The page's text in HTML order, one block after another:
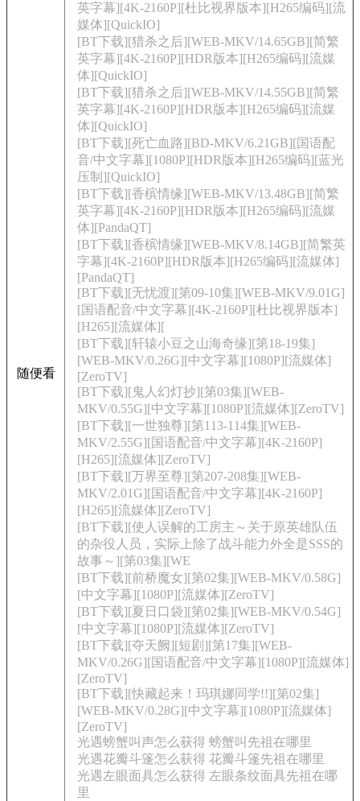
随便看
英字幕][4K-2160P][杜比视界版本][H265编码][流
媒体][QuickIO]
[BT下载][猎杀之后][WEB-MKV/14.65GB][简繁
英字幕][4K-2160P][HDR版本][H265编码][流媒
体][QuickIO]
[BT下载][猎杀之后][WEB-MKV/14.55GB][简繁
英字幕][4K-2160P][HDR版本][H265编码][流媒
体][QuickIO]
[BT下载][死亡血路][BD-MKV/6.21GB][国语配
音/中文字幕][1080P][HDR版本][H265编码][蓝光
压制][QuickIO]
[BT下载][香槟情缘][WEB-MKV/13.48GB][简繁
英字幕][4K-2160P][HDR版本][H265编码][流媒
体][PandaQT]
[BT下载][香槟情缘][WEB-MKV/8.14GB][简繁英
字幕][4K-2160P][HDR版本][H265编码][流媒体]
[PandaQT]
[BT下载][无忧渡][第09-10集][WEB-MKV/9.01G]
[国语配音/中文字幕][4K-2160P][杜比视界版本]
[H265][流媒体][
[BT下载][轩辕小豆之山海奇缘][第18-19集]
[WEB-MKV/0.26G][中文字幕][1080P][流媒体]
[ZeroTV]
[BT下载][鬼人幻灯抄][第03集][WEB-
MKV/0.55G][中文字幕][1080P][流媒体][ZeroTV]
[BT下载][一世独尊][第113-114集][WEB-
MKV/2.55G][国语配音/中文字幕][4K-2160P]
[H265][流媒体][ZeroTV]
[BT下载][万界至尊][第207-208集][WEB-
MKV/2.01G][国语配音/中文字幕][4K-2160P]
[H265][流媒体][ZeroTV]
[BT下载][使人误解的工房主～关于原英雄队伍
的杂役人员，实际上除了战斗能力外全是SSS的
故事～][第03集][WE
[BT下载][前桥魔女][第02集][WEB-MKV/0.58G]
[中文字幕][1080P][流媒体][ZeroTV]
[BT下载][夏日口袋][第02集][WEB-MKV/0.54G]
[中文字幕][1080P][流媒体][ZeroTV]
[BT下载][夺天阙][短剧][第17集][WEB-
MKV/0.26G][国语配音/中文字幕][1080P][流媒体]
[ZeroTV]
[BT下载][快藏起来！玛琪娜同学!!][第02集]
[WEB-MKV/0.28G][中文字幕][1080P][流媒体]
[ZeroTV]
光遇螃蟹叫声怎么获得 螃蟹叫先祖在哪里
光遇花瓣斗篷怎么获得 花瓣斗篷先祖在哪里
光遇左眼面具怎么获得 左眼条纹面具先祖在哪
里